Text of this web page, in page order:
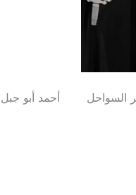
السواحل
أحمد أبو